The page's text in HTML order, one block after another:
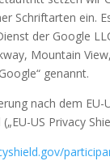
Schriftarten ein.
der Google
Mountain
genannt.
nach dem EU-
US Privacy